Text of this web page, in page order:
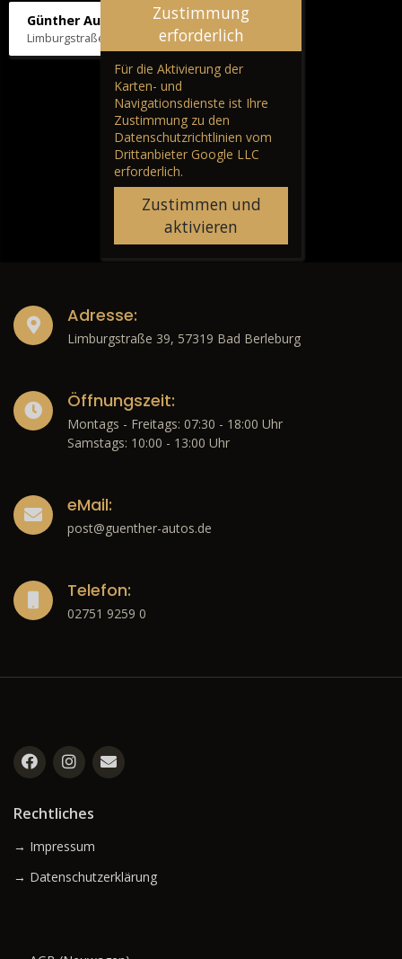
Günther Autos & Service
Limburgstraße 39, 57319 Bad Berleburg
Zustimmung
erforderlich
Für die Aktivierung der
Karten- und
Navigationsdienste ist Ihre
Zustimmung zu den
Datenschutzrichtlinien vom
Drittanbieter Google LLC
erforderlich.
Zustimmen und
aktivieren
Adresse:
Limburgstraße 39, 57319 Bad Berleburg
Öffnungszeit:
Montags - Freitags: 07:30 - 18:00 Uhr
Samstags: 10:00 - 13:00 Uhr
eMail:
post@guenther-autos.de
Telefon:
02751 9259 0
Rechtliches
→ Impressum
→ Datenschutzerklärung